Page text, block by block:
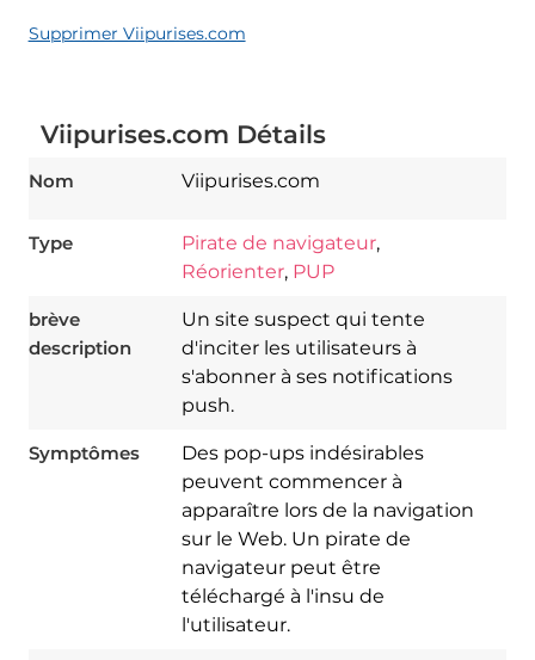
Supprimer Viipurises.com
Viipurises.com Détails
Nom Viipurises.com
Type Pirate de navigateur,
Réorienter, PUP
brève
description
Un site suspect qui tente
d'inciter les utilisateurs à
s'abonner à ses notifications
push.
Symptômes
Des pop-ups indésirables
peuvent commencer à
apparaître lors de la navigation
sur le Web. Un pirate de
navigateur peut être
téléchargé à l'insu de
l'utilisateur.
Download
Spy Hunter